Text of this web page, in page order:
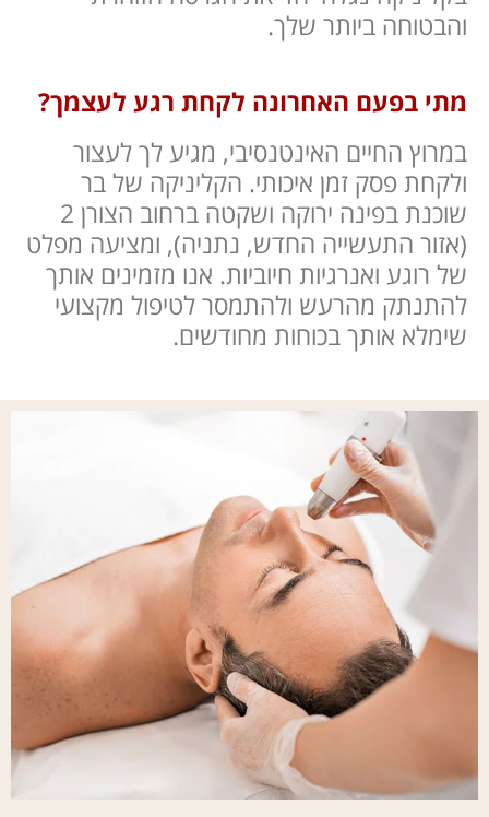
והבטוחה ביותר שלך.
מתי בפעם האחרונה לקחת רגע לעצמך?
במרוץ החיים האינטנסיבי, מגיע לך לעצור
ולקחת פסק זמן איכותי. הקליניקה של בר
שוכנת בפינה ירוקה ושקטה ברחוב הצורן 2
(אזור התעשייה החדש, נתניה), ומציעה מפלט
של רוגע ואנרגיות חיוביות. אנו מזמינים אותך
להתנתק מהרעש ולהתמסר לטיפול מקצועי
שימלא אותך בכוחות מחודשים.